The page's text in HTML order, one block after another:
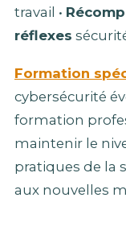
travail •
réflexes
Formation
cybersécurité
formation
maintenir le
pratiques de la
aux nouvelles